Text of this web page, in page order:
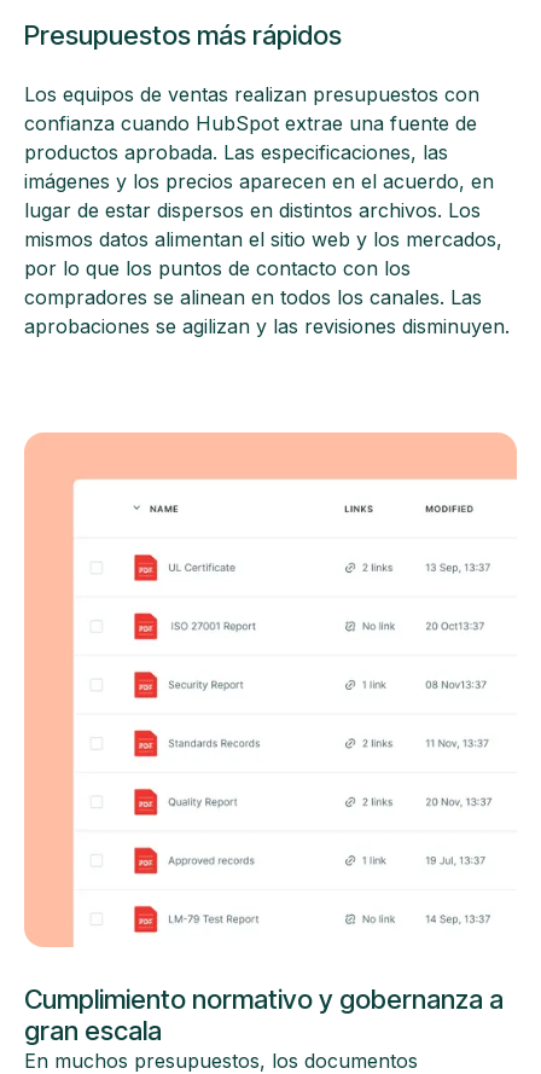
Presupuestos más rápidos
Los equipos de ventas realizan presupuestos con
confianza cuando HubSpot extrae una fuente de
productos aprobada. Las especificaciones, las
imágenes y los precios aparecen en el acuerdo, en
lugar de estar dispersos en distintos archivos. Los
mismos datos alimentan el sitio web y los mercados,
por lo que los puntos de contacto con los
compradores se alinean en todos los canales. Las
aprobaciones se agilizan y las revisiones disminuyen.
Cumplimiento normativo y gobernanza a
gran escala
En muchos presupuestos, los documentos